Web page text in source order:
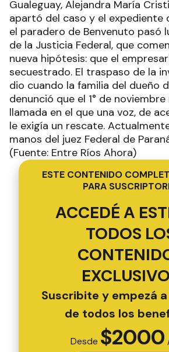
Gualeguay, Alejandra María
apartó del caso y el expediente
el paradero de Benvenuto pasó
de la Justicia Federal, que
nueva hipótesis: que el
secuestrado. El traspaso de la
dio cuando la familia del dueño
denunció que el 1° de
llamada en el que una voz, de
le exigía un rescate.
manos del juez Federal de
(Fuente: Entre Ríos Ahora)
ESTE CONTENIDO
PARA
ACCEDÉ A
TODOS
Suscribite y empezá
de todos los
Desde $2000